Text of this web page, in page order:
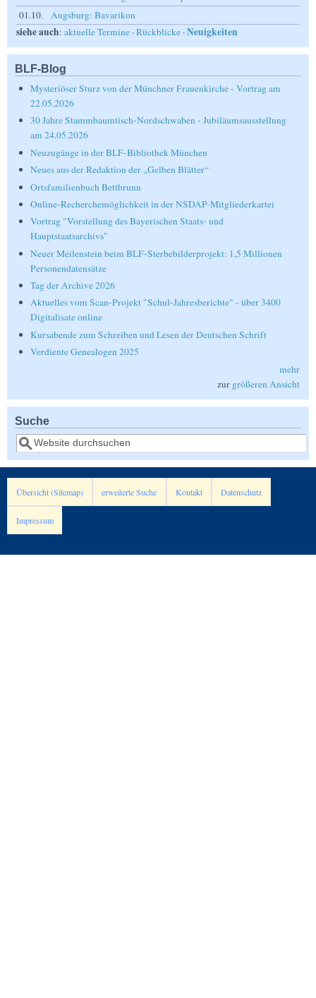
01.10.
Augsburg: Bavarikon
siehe auch: aktuelle Termine ·Rückblicke ·Neuigkeiten
BLF-Blog
Mysteriöser Sturz von der Münchner Frauenkirche - Vortrag am
22.05.2026
30 Jahre Stammbaumtisch-Nordschwaben - Jubiläumsausstellung
am 24.05.2026
Neuzugänge in der BLF-Bibliothek München
Neues aus der Redaktion der „Gelben Blätter“
Ortsfamilienbuch Bettbrunn
Online-Recherchemöglichkeit in der NSDAP-Mitgliederkartei
Vortrag "Vorstellung des Bayerischen Staats- und
Hauptstaatsarchivs"
Neuer Meilenstein beim BLF-Sterbebilderprojekt: 1,5 Millionen
Personendatensätze
Tag der Archive 2026
Aktuelles vom Scan-Projekt "Schul-Jahresberichte" - über 3400
Digitalisate online
Kursabende zum Schreiben und Lesen der Deutschen Schrift
Verdiente Genealogen 2025
mehr
zur größeren Ansicht
Suche
Suche
Übersicht (Sitemap) erweiterte Suche Kontakt Datenschutz
Impressum